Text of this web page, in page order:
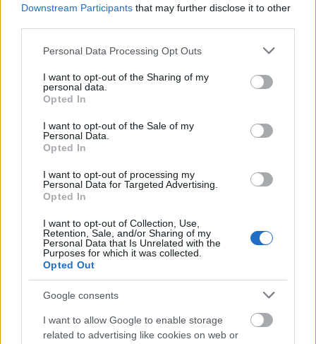
Downstream Participants that may further disclose it to other
Please note that this website/app uses one or more Google
not limited to your visit or usage behaviour. You may click to
grant or deny consent to Google and its third-party tags to
use your data for below specified purposes in below Google
consent section.
Personal Data Processing Opt Outs
I want to opt-out of the Sharing of my
personal data.
Opted In
I want to opt-out of the Sale of my
Personal Data.
Opted In
I want to opt-out of processing my
Personal Data for Targeted Advertising.
Opted In
I want to opt-out of Collection, Use,
Retention, Sale, and/or Sharing of my
Personal Data that Is Unrelated with the
Purposes for which it was collected.
Opted Out
Google consents
I want to allow Google to enable storage
related to advertising like cookies on web or